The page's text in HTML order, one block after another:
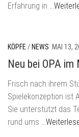
Erfahrung in
KÖPFE/ NEWS MAI 13,
Neu bei OPA im
Frisch nach ihrem
Spielekonzeption ist
Sie unterstützt das
rund ums